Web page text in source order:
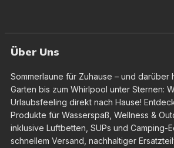
Über Uns
Sommerlaune für Zuhause – und darüber
Garten bis zum Whirlpool unter Sternen:
Urlaubsfeeling direkt nach Hause!
Produkte für Wasserspaß, Wellness &
inklusive Luftbetten, SUPs und Camping-
schnellem Versand, nachhaltiger